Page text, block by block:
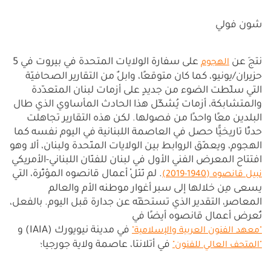
شون فولي
نتجَ عن الهجوم
على سفارة الولايات المتحدة في بيروت في 5
حزيران/يونيو، كما كان متوقعًا، وابلٌ من التقارير الصحافيّة
التي سلّطت الضوء من جديدٍ على أزمات لبنان المتعدّدة
والمتشابكة، أزمات يُشكّل هذا الحادث المأساوي الذي طال
البلدين معًا واحدًا من فصولها. لكن هذه التقارير تجاهلت
حدثًا تاريخيًّا حصل في العاصمة اللبنانية في اليوم نفسه كما
الهجوم، ويعمّق الروابط بين الولايات المتّحدة ولبنان، ألا وهو
افتتاح المعرض الفني الأول في لبنان للفنّان اللبناني-الأمريكي
نبيل قانصوه (1940-2019)
. لم تَنَلْ أعمال قانصوه المؤثّرة، التي
يسعى مِن خلالها إلى سبر أغوار موطنه الأم والعالم
المعاصر، التقدير الذي تستحقّه عن جدارة قبل اليوم. بالفعل،
تُعرض أعمال قانصوه أيضًا في
"معهد الفنون العربية والإسلامية" في مدينة نيويورك (IAIA) و
"المتحف العالي للفنون" في أتلانتا، عاصمة ولاية جورجيا؛